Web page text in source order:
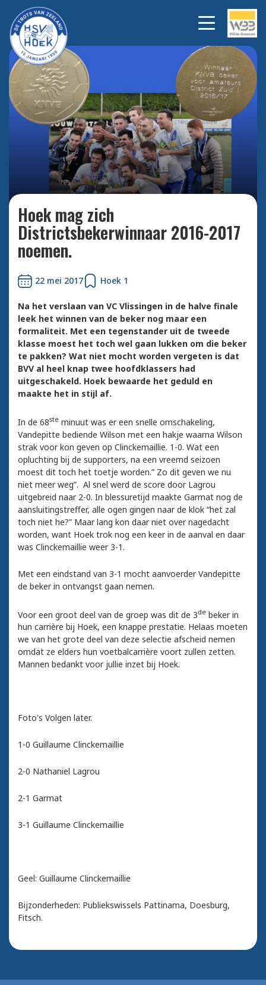
Bekijk alle foto's
Hoek mag zich
Districtsbekerwinnaar 2016-2017
noemen.
22 mei 2017 Hoek 1
Na het verslaan van VC Vlissingen in de halve finale
leek het winnen van de beker nog maar een
formaliteit. Met een tegenstander uit de tweede
klasse moest het toch wel gaan lukken om die beker
te pakken? Wat niet mocht worden vergeten is dat
BVV al heel knap twee hoofdklassers had
uitgeschakeld. Hoek bewaarde het geduld en
maakte het in stijl af.
In de 68ste minuut was er een snelle omschakeling,
Vandepitte bediende Wilson met een hakje waarna Wilson
strak voor kon geven op Clinckemaillie. 1-0. Wat een
opluchting bij de supporters, na een vreemd seizoen
moest dit toch het toetje worden.” Zo dit geven we nu
niet meer weg”. Al snel werd de score door Lagrou
uitgebreid naar 2-0. In blessuretijd maakte Garmat nog de
aansluitingstreffer, alle ogen gingen naar de klok “het zal
toch niet he?” Maar lang kon daar niet over nagedacht
worden, want Hoek trok nog een keer in de aanval en daar
was Clinckemaillie weer 3-1.
Met een eindstand van 3-1 mocht aanvoerder Vandepitte
de beker in ontvangst gaan nemen.
Voor een groot deel van de groep was dit de 3de beker in
hun carrière bij Hoek, een knappe prestatie. Helaas moeten
we van het grote deel van deze selectie afscheid nemen
omdat ze elders hun voetbalcarrière voort zullen zetten.
Mannen bedankt voor jullie inzet bij Hoek.
Foto's Volgen later.
1-0 Guillaume Clinckemaillie
2-0 Nathaniel Lagrou
2-1 Garmat
3-1 Guillaume Clinckemaillie
Geel: Guillaume Clinckemaillie
Bijzonderheden: Publiekswissels Pattinama, Doesburg,
Fitsch.